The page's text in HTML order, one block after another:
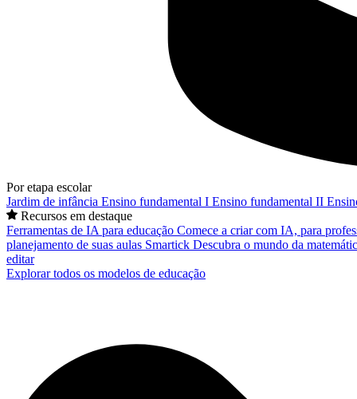
Por etapa escolar
Jardim de infância Ensino fundamental I Ensino fundamental II
Recursos em destaque
Ferramentas de IA para educação Comece a criar com IA, para
planejamento de suas aulas Smartick Descubra o mundo da
editar
Explorar todos os modelos de educação